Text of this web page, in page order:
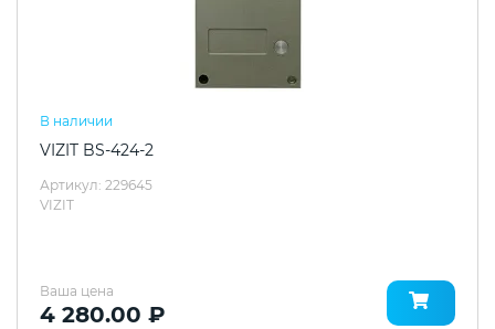
В наличии
VIZIT BS-424-2
Артикул: 229645
VIZIT
Ваша цена
4 280.00 ₽